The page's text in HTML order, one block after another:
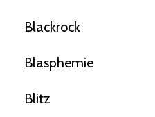
Blackrock
Blasphemie
Blitz